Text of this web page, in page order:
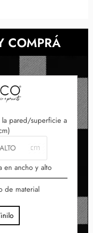
COMPRÁ
la pared/superficie a
en ancho y alto
de material